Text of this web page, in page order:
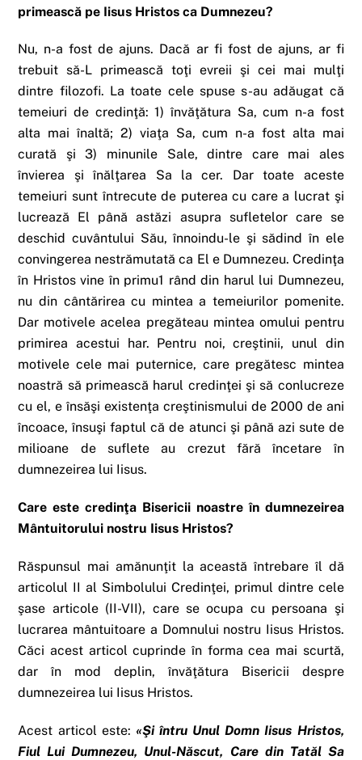
primească pe Iisus Hristos ca Dumnezeu?
Nu, n-a fost de ajuns. Dacă ar fi fost de ajuns, ar fi
trebuit să-L primească toţi evreii şi cei mai mulţi
dintre filozofi. La toate cele spuse s-au adăugat că
temeiuri de credinţă: 1) învăţătura Sa, cum n-a fost
alta mai înaltă; 2) viaţa Sa, cum n-a fost alta mai
curată şi 3) minunile Sale, dintre care mai ales
învierea şi înălţarea Sa la cer. Dar toate aceste
temeiuri sunt întrecute de puterea cu care a lucrat şi
lucrează El până astăzi asupra sufletelor care se
deschid cuvântului Său, înnoindu-le şi sădind în ele
convingerea nestrămutată ca El e Dumnezeu. Credinţa
în Hristos vine în primu1 rând din harul lui Dumnezeu,
nu din cântărirea cu mintea a temeiurilor pomenite.
Dar motivele acelea pregăteau mintea omului pentru
primirea acestui har. Pentru noi, creştinii, unul din
motivele cele mai puternice, care pregătesc mintea
noastră să primească harul credinţei şi să conlucreze
cu el, e însăşi existenţa creştinismului de 2000 de ani
încoace, însuşi faptul că de atunci şi până azi sute de
milioane de suflete au crezut fără încetare în
dumnezeirea lui Iisus.
Care este credinţa Bisericii noastre în dumnezeirea
Mântuitorului nostru Iisus Hristos?
Răspunsul mai amănunţit la această întrebare îl dă
articolul II al Simbolului Credinţei, primul dintre cele
şase articole (II-VII), care se ocupa cu persoana şi
lucrarea mântuitoare a Domnului nostru Iisus Hristos.
Căci acest articol cuprinde în forma cea mai scurtă,
dar în mod deplin, învăţătura Bisericii despre
dumnezeirea lui Iisus Hristos.
Acest articol este: «Şi întru Unul Domn Iisus Hristos,
Fiul Lui Dumnezeu, Unul-Născut, Care din Tatăl S­a